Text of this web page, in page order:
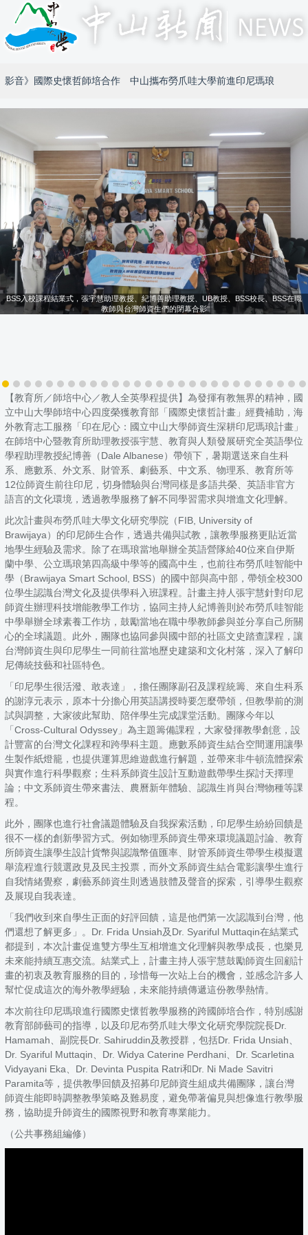
影音》國際史懷哲師培合作 中山攜布勞爪哇大學前進印尼瑪琅
BSS入校課程結業式，張宇慧助理教授、紀博善助理教授、UB教授、BSS校長、BSS在職
教師與台灣師資生們的閉幕合影
【教育所／師培中心／教人全英學程提供】為發揮有教無界的精神，國
立中山大學師培中心四度榮獲教育部「國際史懷哲計畫」經費補助，海
外教育志工服務「印在尼心：國立中山大學師資生深耕印尼瑪琅計畫」
在師培中心暨教育所助理教授張宇慧、教育與人類發展研究全英語學位
學程助理教授紀博善（Dale Albanese）帶領下，暑期選送來自生科
系、應數系、外文系、財管系、劇藝系、中文系、物理系、教育所等
12位師資生前往印尼，切身體驗與台灣同樣是多語共榮、英語非官方
語言的文化環境，透過教學服務了解不同學習需求與增進文化理解。
此次計畫與布勞爪哇大學文化研究學院（FIB, University of
Brawijaya）的印尼師生合作，透過共備與試教，讓教學服務更貼近當
地學生經驗及需求。除了在瑪琅當地舉辦全英語營隊給40位來自伊斯
蘭中學、公立瑪琅第四高級中學等的國高中生，也前往布勞爪哇智能中
學（Brawijaya Smart School, BSS）的國中部與高中部，帶領全校300
位學生認識台灣文化及提供學科入班課程。計畫主持人張宇慧針對印尼
師資生辦理科技增能教學工作坊，協同主持人紀博善則於布勞爪哇智能
中學舉辦全球素養工作坊，鼓勵當地在職中學教師參與並分享自己所關
心的全球議題。此外，團隊也協同參與國中部的社區文史踏查課程，讓
台灣師資生與印尼學生一同前往當地歷史建築和文化村落，深入了解印
尼傳統技藝和社區特色。
「印尼學生很活潑、敢表達」，擔任團隊副召及課程統籌、來自生科系
的謝淳元表示，原本十分擔心用英語講授時要怎麼帶領，但教學前的測
試與調整，大家彼此幫助、陪伴學生完成課堂活動。團隊今年以
「Cross-Cultural Odyssey」為主題籌備課程，大家發揮教學創意，設
計豐富的台灣文化課程和跨學科主題。應數系師資生結合空間運用讓學
生製作紙燈籠，也提供運算思維遊戲進行解題，並帶來非牛頓流體探索
與實作進行科學觀察；生科系師資生設計互動遊戲帶學生探討天擇理
論；中文系師資生帶來書法、農曆新年體驗、認識生肖與台灣物種等課
程。
此外，團隊也進行社會議題體驗及自我探索活動，印尼學生紛紛回饋是
很不一樣的創新學習方式。例如物理系師資生帶來環境議題討論、教育
所師資生讓學生設計貨幣與認識幣值匯率、財管系師資生帶學生模擬選
舉流程進行競選政見及民主投票，而外文系師資生結合電影讓學生進行
自我情緒覺察，劇藝系師資生則透過肢體及聲音的探索，引導學生觀察
及展現自我表達。
「我們收到來自學生正面的好評回饋，這是他們第一次認識到台灣，他
們還想了解更多」。Dr. Frida Unsiah及Dr. Syariful Muttaqin在結業式
都提到，本次計畫促進雙方學生互相增進文化理解與教學成長，也樂見
未來能持續互惠交流。結業式上，計畫主持人張宇慧鼓勵師資生回顧計
畫的初衷及教育服務的目的，珍惜每一次站上台的機會，並感念許多人
幫忙促成這次的海外教學經驗，未來能持續傳遞這份教學熱情。
本次前往印尼瑪琅進行國際史懷哲教學服務的跨國師培合作，特別感謝
教育部師藝司的指導，以及印尼布勞爪哇大學文化研究學院院長Dr.
Hamamah、副院長Dr. Sahiruddin及教授群，包括Dr. Frida Unsiah、
Dr. Syariful Muttaqin、Dr. Widya Caterine Perdhani、Dr. Scarletina
Vidyayani Eka、Dr. Devinta Puspita Ratri和Dr. Ni Made Savitri
Paramita等，提供教學回饋及招募印尼師資生組成共備團隊，讓台灣
師資生能即時調整教學策略及難易度，避免帶著偏見與想像進行教學服
務，協助提升師資生的國際視野和教育專業能力。
（公共事務組編修）